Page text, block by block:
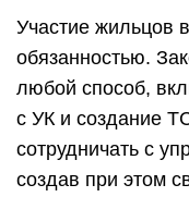
Участие жильцов
обязанностью.
любой способ,
с УК и создание
сотрудничать с
создав при этом